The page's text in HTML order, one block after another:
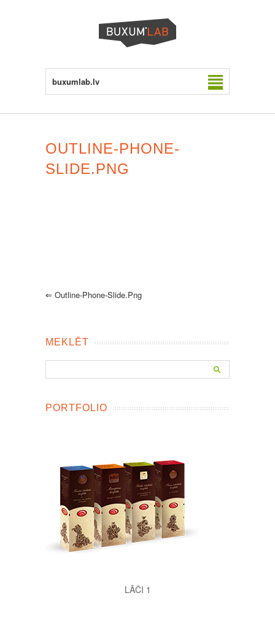
buxumlab.lv
OUTLINE-PHONE-
SLIDE.PNG
⇐ Outline-Phone-Slide.png
MEKLĒT
PORTFOLIO
LĀČI 1